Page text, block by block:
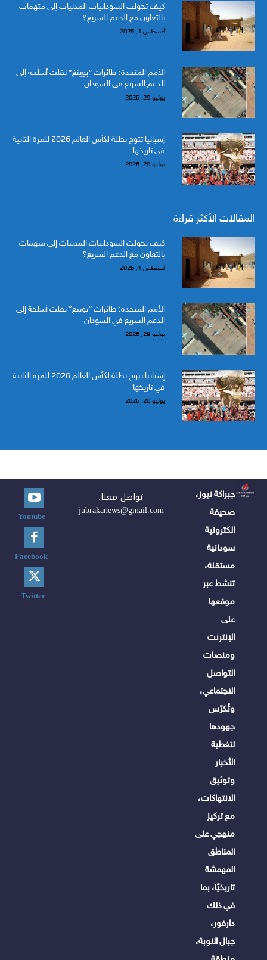
كيف تحولت السودانيات المدنيات إلى متهمات
بالتعاون مع الدعم السريع؟
أغسطس 1, 2026
الأمم المتحدة: طائرات “بوينغ” نقلت أسلحة إلى
الدعم السريع في السودان
يوليو 29, 2026
إسبانيا تتوج بطلة لكأس العالم 2026 للمرة الثانية
في تاريخها
يوليو 20, 2026
المقالات الأكثر قراءة
كيف تحولت السودانيات المدنيات إلى متهمات
بالتعاون مع الدعم السريع؟
أغسطس 1, 2026
الأمم المتحدة: طائرات “بوينغ” نقلت أسلحة إلى
الدعم السريع في السودان
يوليو 29, 2026
إسبانيا تتوج بطلة لكأس العالم 2026 للمرة الثانية
في تاريخها
يوليو 20, 2026
جبراكة نيوز،
صحيفة
الكترونية
سودانية
مستقلة،
تنشط عبر
موقعها
على
الإنترنت
ومنصات
التواصل
الاجتماعي،
وتُكرّس
جهودها
لتغطية
الأخبار
وتوثيق
الانتهاكات،
مع تركيز
منهجي على
المناطق
المهمشة
تاريخيًا، بما
في ذلك
دارفور،
جبال النوبة،
تواصل معنا:
jubrakanews@gmail.com
Youtube
Facebook
Twitter